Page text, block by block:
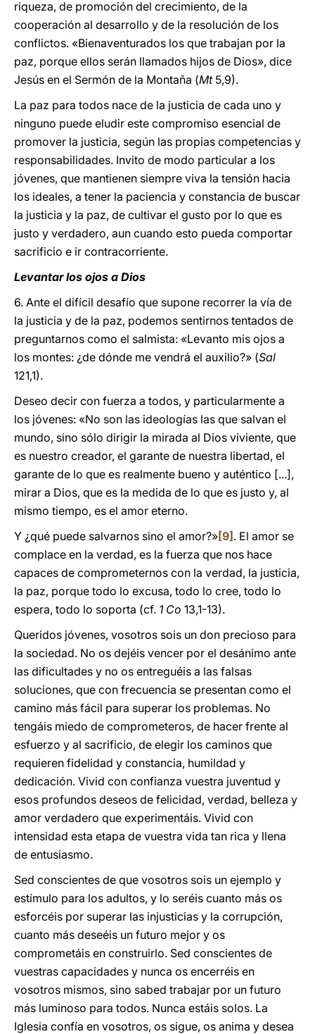
riqueza, de promoción del crecimiento, de la
cooperación al desarrollo y de la resolución de los
conflictos. «Bienaventurados los que trabajan por la
paz, porque ellos serán llamados hijos de Dios», dice
Jesús en el Sermón de la Montaña (Mt5,9).
La paz para todos nace de la justicia de cada uno y
ninguno puede eludir este compromiso esencial de
promover la justicia, según las propias competencias y
responsabilidades. Invito de modo particular a los
jóvenes, que mantienen siempre viva la tensión hacia
los ideales, a tener la paciencia y constancia de buscar
la justicia y la paz, de cultivar el gusto por lo que es
justo y verdadero, aun cuando esto pueda comportar
sacrificio e ir contracorriente.
Levantar los ojos a Dios
6. Ante el difícil desafío que supone recorrer la vía de
la justicia y de la paz, podemos sentirnos tentados de
preguntarnos como el salmista: «Levanto mis ojos a
los montes: ¿de dónde me vendrá el auxilio?» (Sal
121,1).
Deseo decir con fuerza a todos, y particularmente a
los jóvenes: «No son las ideologías las que salvan el
mundo, sino sólo dirigir la mirada al Dios viviente, que
es nuestro creador, el garante de nuestra libertad, el
garante de lo que es realmente bueno y auténtico [...],
mirar a Dios, que es la medida de lo que es justo y, al
mismo tiempo, es el amor eterno.
Y ¿qué puede salvarnos sino el amor?»[9] . El amor se
complace en la verdad, es la fuerza que nos hace
capaces de comprometernos con la verdad, la justicia,
la paz, porque todo lo excusa, todo lo cree, todo lo
espera, todo lo soporta (cf. 1 Co 13,1-13).
Queridos jóvenes, vosotros sois un don precioso para
la sociedad. No os dejéis vencer por el desánimo ante
las dificultades y no os entreguéis a las falsas
soluciones, que con frecuencia se presentan como el
camino más fácil para superar los problemas. No
tengáis miedo de comprometeros, de hacer frente al
esfuerzo y al sacrificio, de elegir los caminos que
requieren fidelidad y constancia, humildad y
dedicación. Vivid con confianza vuestra juventud y
esos profundos deseos de felicidad, verdad, belleza y
amor verdadero que experimentáis. Vivid con
intensidad esta etapa de vuestra vida tan rica y llena
de entusiasmo.
Sed conscientes de que vosotros sois un ejemplo y
estímulo para los adultos, y lo seréis cuanto más os
esforcéis por superar las injusticias y la corrupción,
cuanto más deseéis un futuro mejor y os
comprometáis en construirlo. Sed conscientes de
vuestras capacidades y nunca os encerréis en
vosotros mismos, sino sabed trabajar por un futuro
más luminoso para todos. Nunca estáis solos. La
Iglesia confía en vosotros, os sigue, os anima y desea